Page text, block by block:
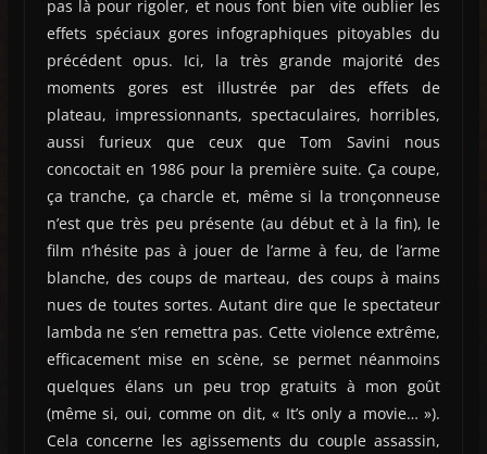
pas là pour rigoler, et nous font bien vite oublier les
effets spéciaux gores infographiques pitoyables du
précédent opus. Ici, la très grande majorité des
moments gores est illustrée par des effets de
plateau, impressionnants, spectaculaires, horribles,
aussi furieux que ceux que Tom Savini nous
concoctait en 1986 pour la première suite. Ça coupe,
ça tranche, ça charcle et, même si la tronçonneuse
n’est que très peu présente (au début et à la fin), le
film n’hésite pas à jouer de l’arme à feu, de l’arme
blanche, des coups de marteau, des coups à mains
nues de toutes sortes. Autant dire que le spectateur
lambda ne s’en remettra pas. Cette violence extrême,
efficacement mise en scène, se permet néanmoins
quelques élans un peu trop gratuits à mon goût
(même si, oui, comme on dit, « It’s only a movie… »).
Cela concerne les agissements du couple assassin,